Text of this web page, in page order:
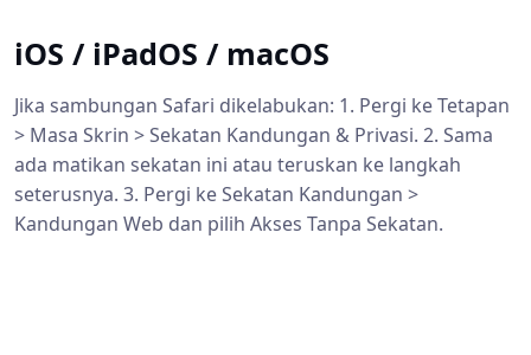
iOS / iPadOS / macOS
Jika sambungan Safari dikelabukan: 1. Pergi ke Tetapan
> Masa Skrin > Sekatan Kandungan & Privasi. 2. Sama
ada matikan sekatan ini atau teruskan ke langkah
seterusnya. 3. Pergi ke Sekatan Kandungan >
Kandungan Web dan pilih Akses Tanpa Sekatan.